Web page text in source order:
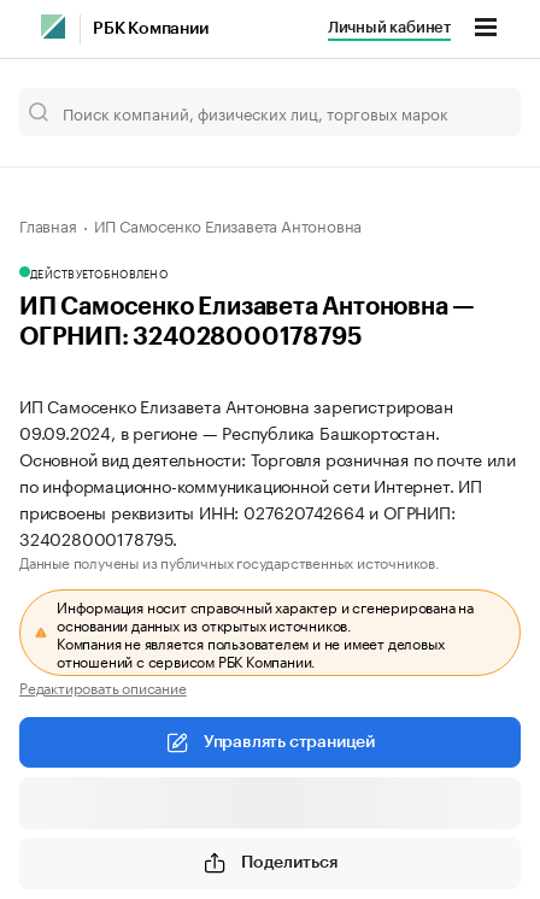
РБК Компании Личный кабинет
Главная ИП Самосенко Елизавета Антоновна
ДЕЙСТВУЕТОБНОВЛЕНО
ИП Самосенко Елизавета Антоновна —
ОГРНИП: 324028000178795
ИП Самосенко Елизавета Антоновна зарегистрирован
09.09.2024, в регионе — Республика Башкортостан.
Основной вид деятельности: Торговля розничная по почте или
по информационно-коммуникационной сети Интернет. ИП
присвоены реквизиты ИНН: 027620742664 и ОГРНИП:
324028000178795.
Данные получены из публичных государственных источников.
Информация носит справочный характер и сгенерирована на
основании данных из открытых источников.
Компания не является пользователем и не имеет деловых
отношений с сервисом РБК Компании.
Редактировать описание
Управлять страницей
Поделиться